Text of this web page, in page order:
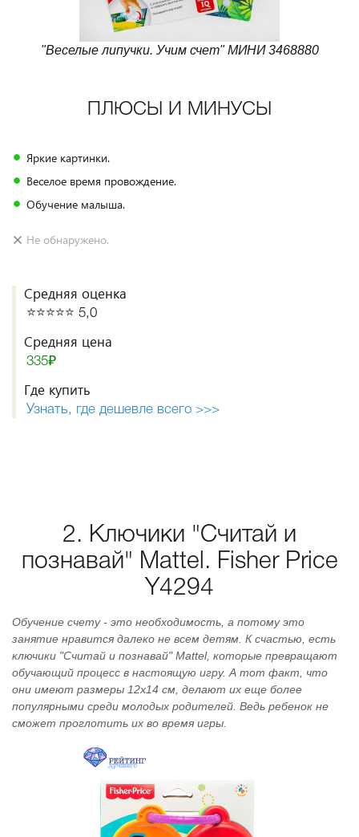
"Веселые липучки. Учим счет" МИНИ 3468880
ПЛЮСЫ И МИНУСЫ
Яркие картинки.
Веселое время провождение.
Обучение малыша.
Не обнаружено.
Средняя оценка
⭐️⭐️⭐️⭐️⭐️ 5,0
Средняя цена
335₽
Где купить
Узнать, где дешевле всего >>>
2. Ключики "Считай и
познавай" Mattel. Fisher Price
Y4294
Обучение счету - это необходимость, а потому это
занятие нравится далеко не всем детям. К счастью, есть
ключики "Считай и познавай" Mattel, которые превращают
обучающий процесс в настоящую игру. А тот факт, что
они имеют размеры 12х14 см, делают их еще более
популярными среди молодых родителей. Ведь ребенок не
сможет проглотить их во время игры.